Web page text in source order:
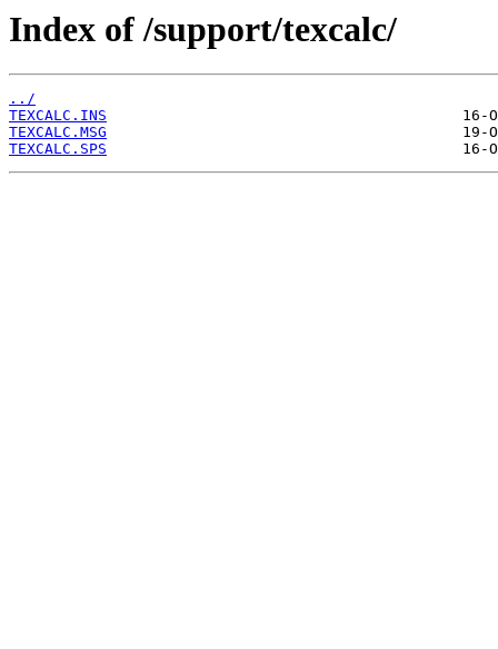
Index of /support/texcalc/
../
TEXCALC.INS
TEXCALC.MSG
TEXCALC.SPS